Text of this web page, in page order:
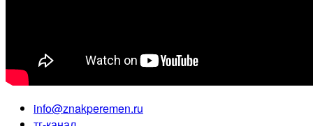
info@znakperemen.ru